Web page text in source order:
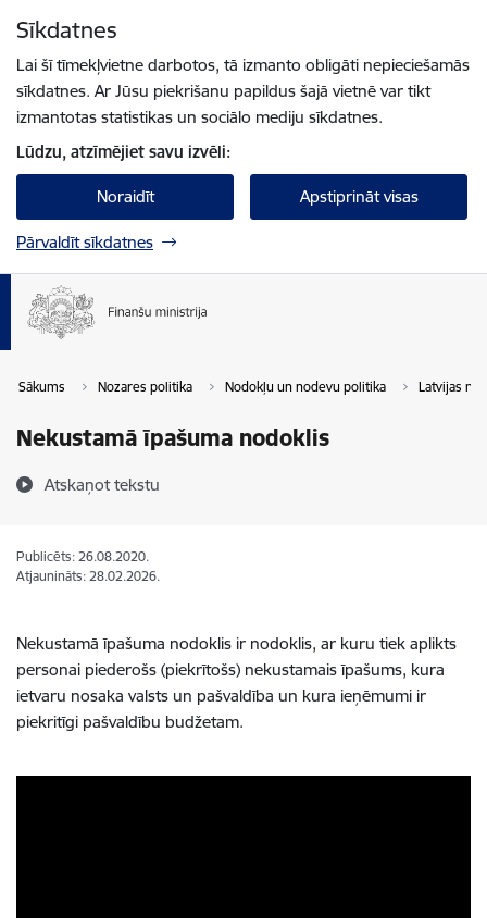
Sīkdatnes
Lai šī tīmekļvietne darbotos, tā izmanto obligāti nepieciešamās
sīkdatnes. Ar Jūsu piekrišanu papildus šajā vietnē var tikt
izmantotas statistikas un sociālo mediju sīkdatnes.
Lūdzu, atzīmējiet savu izvēli:
Noraidīt Apstiprināt visas
Pārvaldīt sīkdatnes
Sākums Nozares politika Nodokļu un nodevu politika Latvijas
Nekustamā īpašuma nodoklis
Atskaņot tekstu
Publicēts: 26.08.2020.
Atjaunināts: 28.02.2026.
Nekustamā īpašuma nodoklis ir nodoklis, ar kuru tiek aplikts
personai piederošs (piekrītošs) nekustamais īpašums, kura
ietvaru nosaka valsts un pašvaldība un kura ieņēmumi ir
piekritīgi pašvaldību budžetam.